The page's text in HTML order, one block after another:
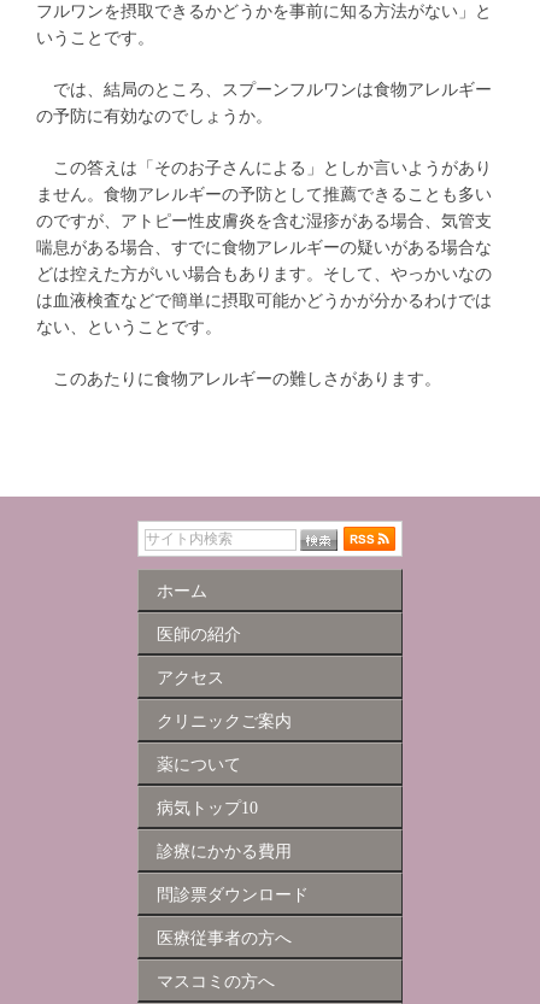
フルワンを摂取できるかどうかを事前に知る方法がない」と
いうことです。
では、結局のところ、スプーンフルワンは食物アレルギー
の予防に有効なのでしょうか。
この答えは「そのお子さんによる」としか言いようがあり
ません。食物アレルギーの予防として推薦できることも多い
のですが、アトピー性皮膚炎を含む湿疹がある場合、気管支
喘息がある場合、すでに食物アレルギーの疑いがある場合な
どは控えた方がいい場合もあります。そして、やっかいなの
は血液検査などで簡単に摂取可能かどうかが分かるわけでは
ない、ということです。
このあたりに食物アレルギーの難しさがあります。
ホーム
医師の紹介
アクセス
クリニックご案内
薬について
病気トップ10
診療にかかる費用
問診票ダウンロード
医療従事者の方へ
マスコミの方へ